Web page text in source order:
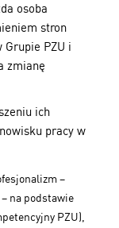
osoba
stron
PZU i
zmianę
ich
pracy w
–
na podstawie
PZU),